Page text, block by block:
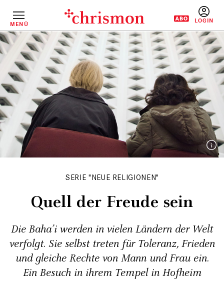
InhaltMENÜ
SERIE "NEUE RELIGIONEN"
Quell der Freude sein
Die Baha’i werden in vielen Ländern der Welt
verfolgt. Sie selbst treten für Toleranz, Frieden
und gleiche Rechte von Mann und Frau ein.
Ein Besuch in ihrem Tempel in Hofheim